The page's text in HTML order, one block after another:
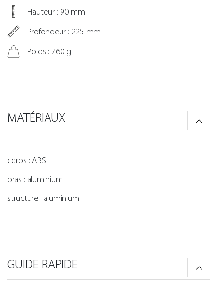
Hauteur : 90 mm
Profondeur : 225 mm
Poids : 760 g
MATÉRIAUX
corps : ABS
bras : aluminium
structure : aluminium
GUIDE RAPIDE